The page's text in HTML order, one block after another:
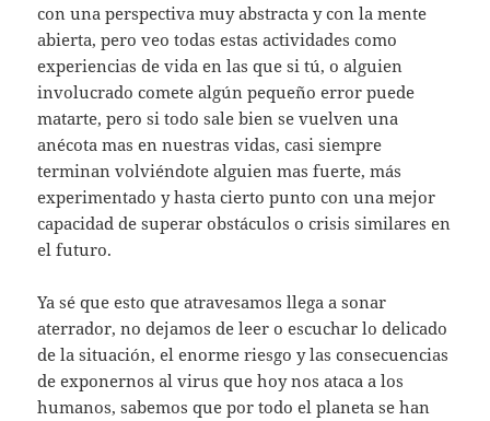
con una perspectiva muy abstracta y con la mente
abierta, pero veo todas estas actividades como
experiencias de vida en las que si tú, o alguien
involucrado comete algún pequeño error puede
matarte, pero si todo sale bien se vuelven una
anécota mas en nuestras vidas, casi siempre
terminan volviéndote alguien mas fuerte, más
experimentado y hasta cierto punto con una mejor
capacidad de superar obstáculos o crisis similares en
el futuro.
Ya sé que esto que atravesamos llega a sonar
aterrador, no dejamos de leer o escuchar lo delicado
de la situación, el enorme riesgo y las consecuencias
de exponernos al virus que hoy nos ataca a los
humanos, sabemos que por todo el planeta se han